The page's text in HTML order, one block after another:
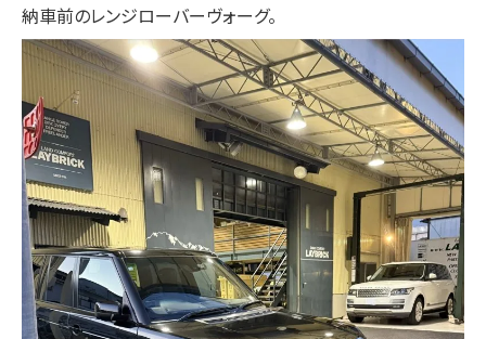
納車前のレンジローバーヴォーグ。